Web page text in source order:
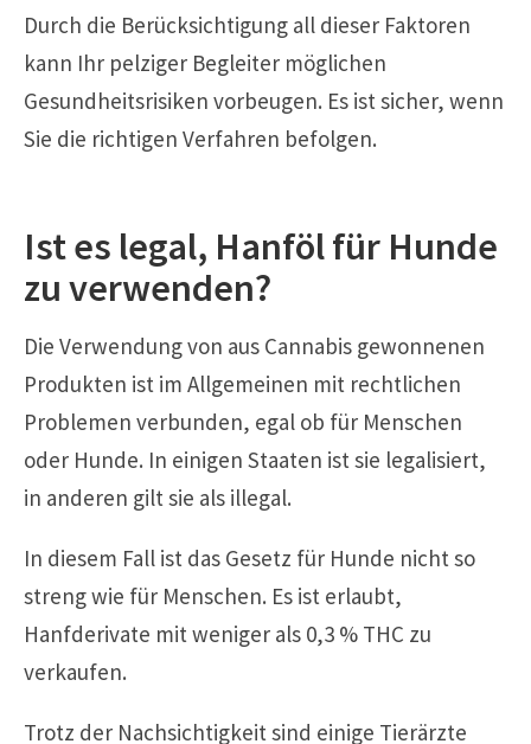
Durch die Berücksichtigung all dieser Faktoren
kann Ihr pelziger Begleiter möglichen
Gesundheitsrisiken vorbeugen. Es ist sicher, wenn
Sie die richtigen Verfahren befolgen.
Ist es legal, Hanföl für Hunde
zu verwenden?
Die Verwendung von aus Cannabis gewonnenen
Produkten ist im Allgemeinen mit rechtlichen
Problemen verbunden, egal ob für Menschen
oder Hunde. In einigen Staaten ist sie legalisiert,
in anderen gilt sie als illegal.
In diesem Fall ist das Gesetz für Hunde nicht so
streng wie für Menschen. Es ist erlaubt,
Hanfderivate mit weniger als 0,3 % THC zu
verkaufen.
Trotz der Nachsichtigkeit sind einige Tierärzte